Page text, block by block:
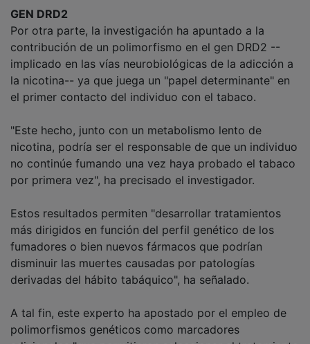
Por otra parte, la investigación ha apuntado a la
contribución de un polimorfismo en el gen DRD2 --
implicado en las vías neurobiológicas de la adicción a
la nicotina-- ya que juega un "papel determinante" en
el primer contacto del individuo con el tabaco.
nicotina, podría ser el responsable de que un individuo
no continúe fumando una vez haya probado el tabaco
por primera vez", ha precisado el investigador.
más dirigidos en función del perfil genético de los
fumadores o bien nuevos fármacos que podrían
disminuir las muertes causadas por patologías
derivadas del hábito tabáquico", ha señalado.
polimorfismos genéticos como marcadores
adicionales "que permitieran seleccionar el tratamiento